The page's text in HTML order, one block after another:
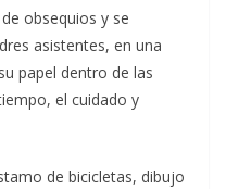
obsequios y se
asistentes, en una
papel dentro de las
el cuidado y
de bicicletas, dibujo